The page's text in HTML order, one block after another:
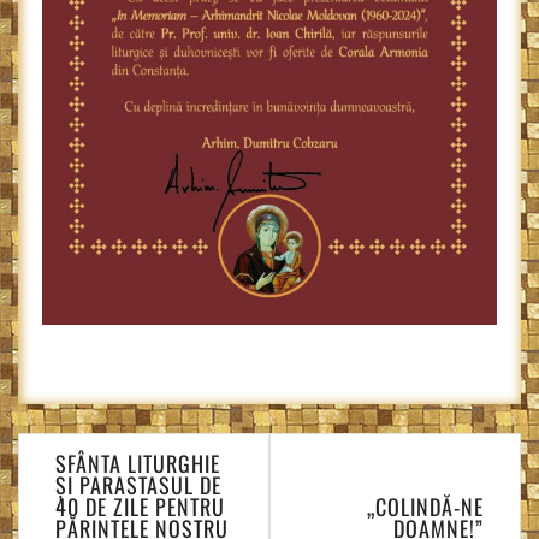
Navigare
în
articole
SFÂNTA LITURGHIE
ŞI PARASTASUL DE
40 DE ZILE PENTRU
PĂRINTELE NOSTRU
„COLINDĂ-NE
DOAMNE!”